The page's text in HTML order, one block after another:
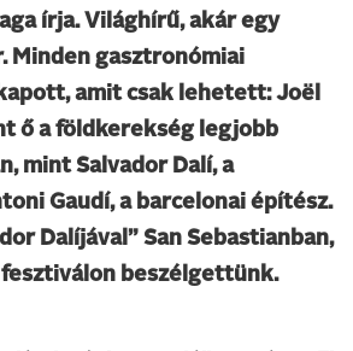
írja. Világhírű, akár egy
Minden gasztronómiai
amit csak lehetett: Joël
ő a földkerekség legjobb
mint Salvador Dalí, a
Gaudí, a barcelonai építész.
Dalíjával” San Sebastianban,
beszélgettünk.